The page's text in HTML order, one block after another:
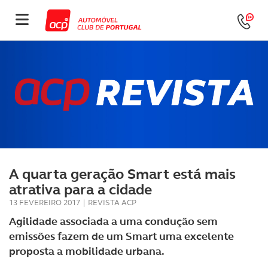
A quarta geração Smart está mais
atrativa para a cidade
13 FEVEREIRO 2017 | REVISTA ACP
Agilidade associada a uma condução sem
emissões fazem de um Smart uma excelente
proposta a mobilidade urbana.